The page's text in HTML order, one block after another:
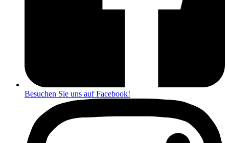
Besuchen Sie uns auf Facebook!